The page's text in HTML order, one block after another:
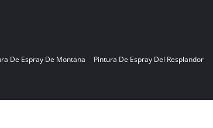
De Espray De Montana Pintura De Espray Del Resplandor